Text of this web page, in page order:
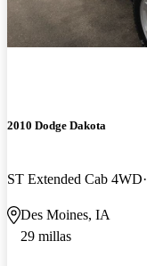
2010 Dodge Dakota
ST Extended Cab 4WD
Des Moines, IA
29 millas